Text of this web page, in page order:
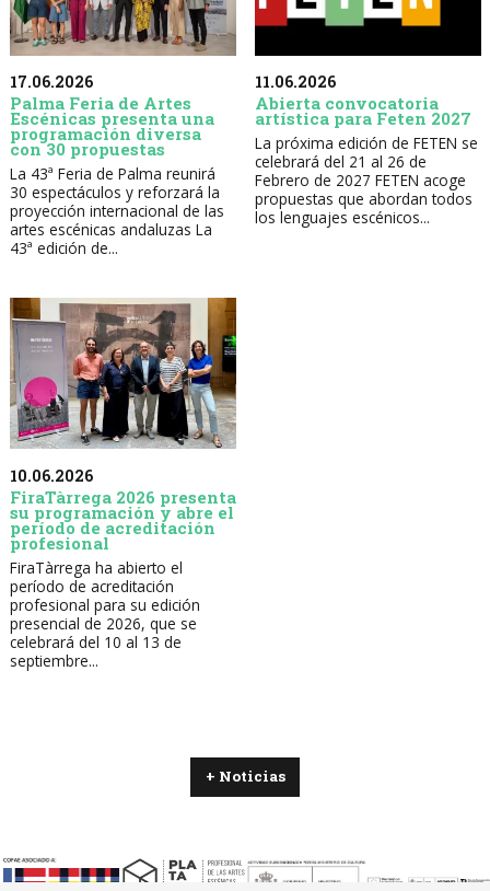
17.06.2026
Palma Feria de Artes
Escénicas presenta una
programación diversa
con 30 propuestas
La 43ª Feria de Palma reunirá
30 espectáculos y reforzará la
proyección internacional de las
artes escénicas andaluzas La
43ª edición de...
11.06.2026
Abierta convocatoria
artística para Feten 2027
La próxima edición de FETEN se
celebrará del 21 al 26 de
Febrero de 2027 FETEN acoge
propuestas que abordan todos
los lenguajes escénicos...
10.06.2026
FiraTàrrega 2026 presenta
su programación y abre el
período de acreditación
profesional
FiraTàrrega ha abierto el
período de acreditación
profesional para su edición
presencial de 2026, que se
celebrará del 10 al 13 de
septiembre...
+ Noticias